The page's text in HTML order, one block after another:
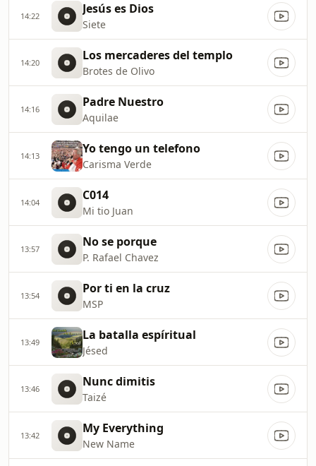
14:22 Jesús es Dios
Siete
14:20 Los mercaderes del templo
Brotes de Olivo
14:16 Padre Nuestro
Aquilae
14:13 Yo tengo un telefono
Carisma Verde
14:04 C014
Mi tio Juan
13:57 No se porque
P. Rafael Chavez
13:54 Por ti en la cruz
MSP
13:49 La batalla espíritual
Jésed
13:46 Nunc dimitis
Taizé
13:42 My Everything
New Name